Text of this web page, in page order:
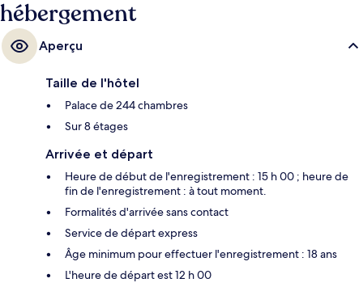
hébergement
Aperçu
Taille de l'hôtel
Palace de 244 chambres
Sur 8 étages
Arrivée et départ
Heure de début de l'enregistrement : 15 h 00 ; heure de
fin de l'enregistrement : à tout moment.
Formalités d'arrivée sans contact
Service de départ express
Âge minimum pour effectuer l'enregistrement : 18 ans
L'heure de départ est 12 h 00